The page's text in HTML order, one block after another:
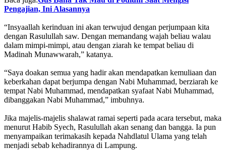
Pengajian, Ini Alasannya
“Insyaallah kerinduan ini akan terwujud dengan perjumpaan kita
dengan Rasulullah saw. Dengan memandang wajah beliau walau
dalam mimpi-mimpi, atau dengan ziarah ke tempat beliau di
Madinah Munawwarah,” katanya.
“Saya doakan semua yang hadir akan mendapatkan kemuliaan dan
keberkahan dapat berjumpa dengan Nabi Muhammad, berziarah ke
tempat Nabi Muhammad, mendapatkan syafaat Nabi Muhammad,
dibanggakan Nabi Muhammad,” imbuhnya.
Jika majelis-majelis shalawat ramai seperti pada acara tersebut, maka
menurut Habib Syech, Rasulullah akan senang dan bangga. Ia pun
menyampaikan terimakasih kepada Nahdlatul Ulama yang telah
menjadi sebab kehadirannya di Lampung.